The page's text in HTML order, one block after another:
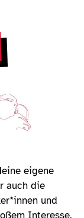
eigene
auch die
und
Interesse.